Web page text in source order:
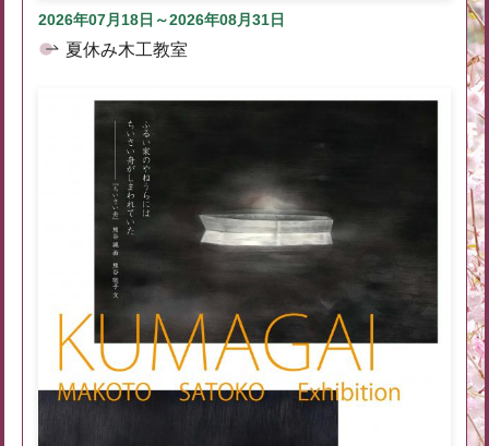
2026年07月18日～2026年08月31日
夏休み木工教室